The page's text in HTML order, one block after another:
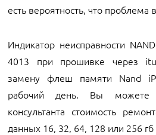
есть вероятность, что
Индикатор неисправности
4013 при прошивке через
замену флеш памяти Nand
рабочий день. Вы можете
консультанта стоимость
данных 16, 32, 64, 128 или 256 гб